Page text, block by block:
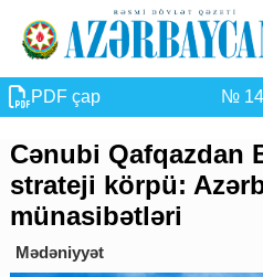
PDF çap №
Cənubi Qafqazdan
strateji körpü:
münasibətləri
Mədəniyyət